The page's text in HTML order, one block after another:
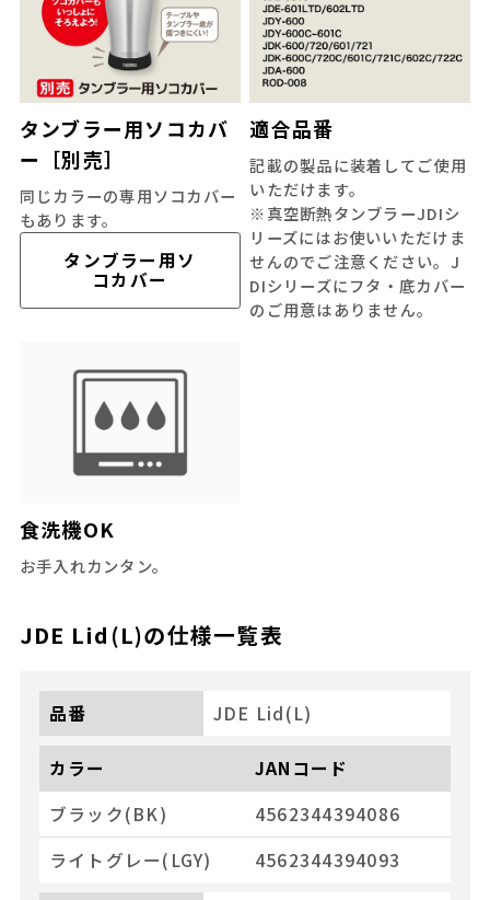
タンブラー用ソコカバ
ー［別売］
同じカラーの専用ソコカバー
もあります。
タンブラー用ソ
コカバー
適合品番
記載の製品に装着してご使用
いただけます。
※真空断熱タンブラーJDIシ
リーズにはお使いいただけま
せんのでご注意ください。J
DIシリーズにフタ・底カバー
のご用意はありません。
食洗機OK
お手入れカンタン。
JDE Lid(L)の仕様一覧表
品番 JDE Lid(L)
カラー
JANコード
ブラック(BK)
4562344394086
ライトグレー(LGY)
4562344394093